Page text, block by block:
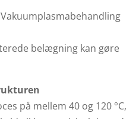
belægning kan gøre
på mellem 40 og 120 °C,